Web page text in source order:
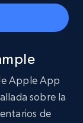
Now
Apple App
sobre la
de